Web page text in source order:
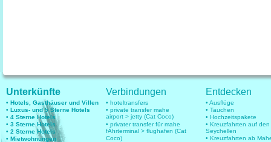
Unterkünfte
• Hotels, Gasthäuser und Villen
• Luxus- und 5 Sterne Hotels
• 4 Sterne Hotels
• 3 Sterne Hotels
• 2 Sterne Hotels
• Mietwohnungen
Verbindungen
• hoteltransfers
• private transfer mahe
airport > jetty (Cat Coco)
• privater transfer für mahe
fÄhrterminal > flughafen (Cat
Coco)
Entdecken
• Ausflüge
• Tauchen
• Hochzeitspakete
• Kreuzfahrten auf den
Seychellen
• Kreuzfahrten ab